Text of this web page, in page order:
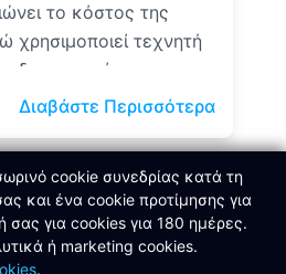
το κόστος της
τεχνητή
δημιουργεί,
βελτιστοποιεί έξυπνα το
Διαβάστε Περισσότερα: Από
Κέντρου Γνώσης
cookie συνεδρίας κατά τη
και ένα cookie προτίμησης για
σας για cookies για 180 ημέρες.
ή marketing cookies.
.